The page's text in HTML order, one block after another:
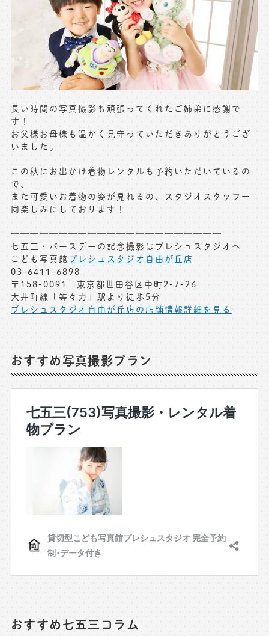
長い時間の写真撮影も頑張ってくれたご姉弟に感謝で
す！
お父様お母様も温かく見守っていただきありがとうござ
いました。
この秋にお出かけ着物レンタルも予約いただいているの
で、
また可愛いお着物の姿が見れるの、スタジオスタッフ一
同楽しみにしております！
——————————————————————
七五三・バースデーの記念撮影はプレシュスタジオへ
こども写真館 プレシュスタジオ自由が丘店
03-6411-6898
〒158-0091 東京都世田谷区中町2-7-26
大井町線「等々力」駅より徒歩5分
プレシュスタジオ自由が丘店の店舗情報詳細を見る
おすすめ写真撮影プラン
おすすめ七五三コラム